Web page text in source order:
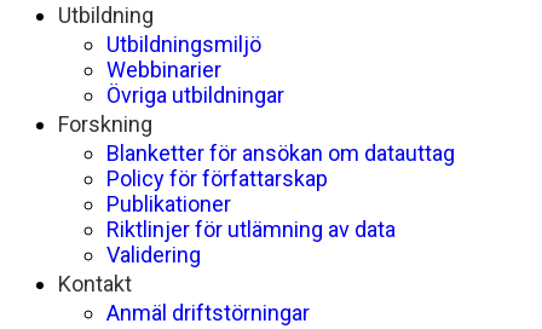
Utbildning
Utbildningsmiljö
Webbinarier
Övriga utbildningar
Forskning
Blanketter för ansökan om datauttag
Policy för författarskap
Publikationer
Riktlinjer för utlämning av data
Validering
Kontakt
Anmäl driftstörningar